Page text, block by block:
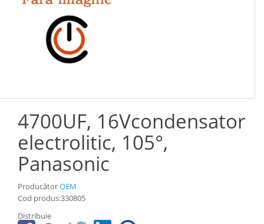
4700UF, 16Vcondensator
electrolitic, 105°,
Panasonic
ProducătorOEM
Cod produs:330805
Distribuie